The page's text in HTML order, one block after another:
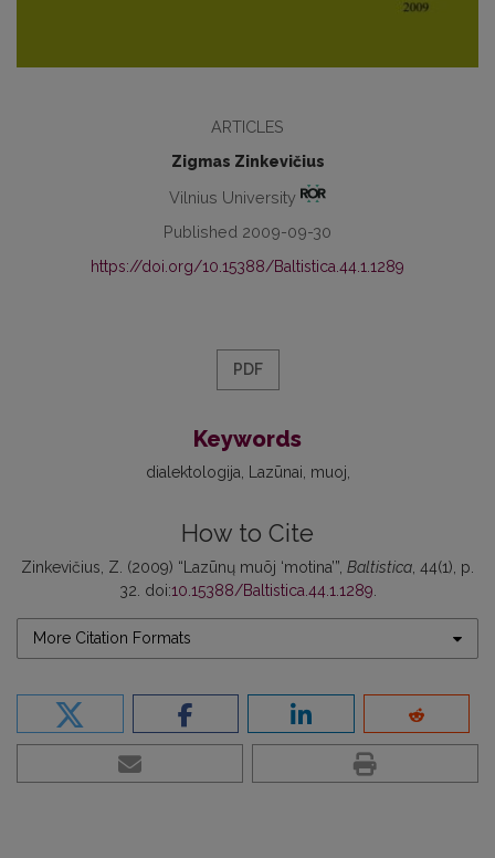
ARTICLES
Zigmas Zinkevičius
Vilnius University
Published 2009-09-30
https://doi.org/10.15388/Baltistica.44.1.1289
PDF
Keywords
dialektologija Lazūnai muoj
How to Cite
Zinkevičius, Z. (2009) “Lazūnų muõj ‘motina’”, Baltistica, 44(1), p.
32. doi:10.15388/Baltistica.44.1.1289.
More Citation Formats